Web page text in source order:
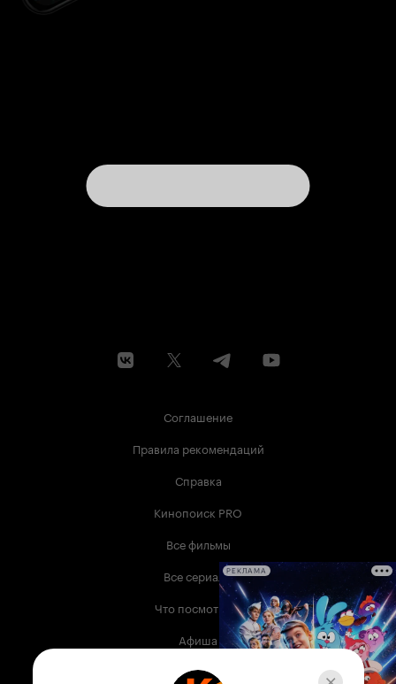
Соглашение
Правила рекомендаций
Справка
Кинопоиск PRO
Все фильмы
Все сериалы
Что посмотреть
Афиша
Музыка
РЕКЛАМА